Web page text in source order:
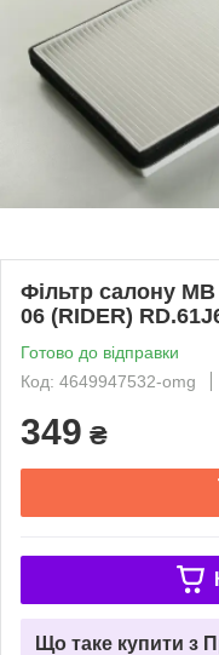
Фільтр салону
06 (RIDER)
Готово до відправки
Код: 4649947532-omg
349 ₴
Що таке купити з